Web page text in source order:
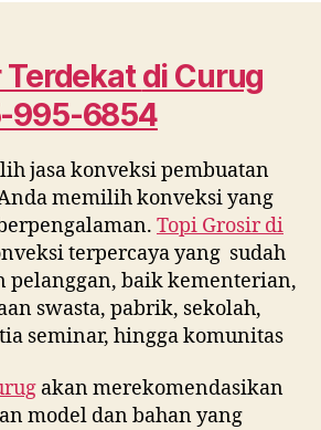
Curug
WA
0815
6854
Terdekat di Curug
995-6854
jasa konveksi pembuatan
memilih konveksi yang
Topi Grosir di
terpercaya yang sudah
pelanggan, baik kementerian,
swasta, pabrik, sekolah,
seminar, hingga komunitas
akan merekomendasikan
model dan bahan yang